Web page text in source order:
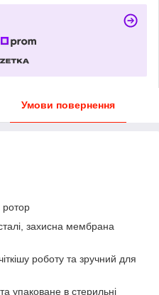
Умови повернення
ротор
захисна мембрана
роботу та зручний для
упаковане в стерильні